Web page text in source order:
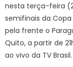
nesta terça-feira
semifinais da Copa
pela frente o
Quito, a partir de
ao vivo da TV